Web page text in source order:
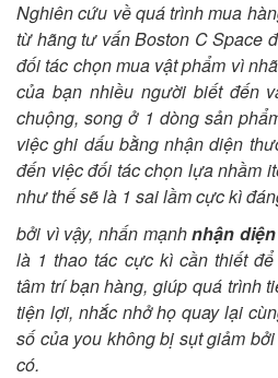
Nghiên cứu về quá trình mua
từ hãng tư vấn Boston C Space
đối tác chọn mua vật phẩm vì
của bạn nhiều người biết đến
chuộng, song ở 1 dòng sản
việc ghi dấu bằng nhận diện
đến việc đối tác chọn lựa nhầm
như thế sẽ là 1 sai lầm cực kì
bởi vì vậy, nhấn mạnhnhận
là 1 thao tác cực kì cần thiết
tâm trí bạn hàng, giúp quá trình
tiện lợi, nhắc nhở họ quay lại
số của you không bị sụt giảm
có.